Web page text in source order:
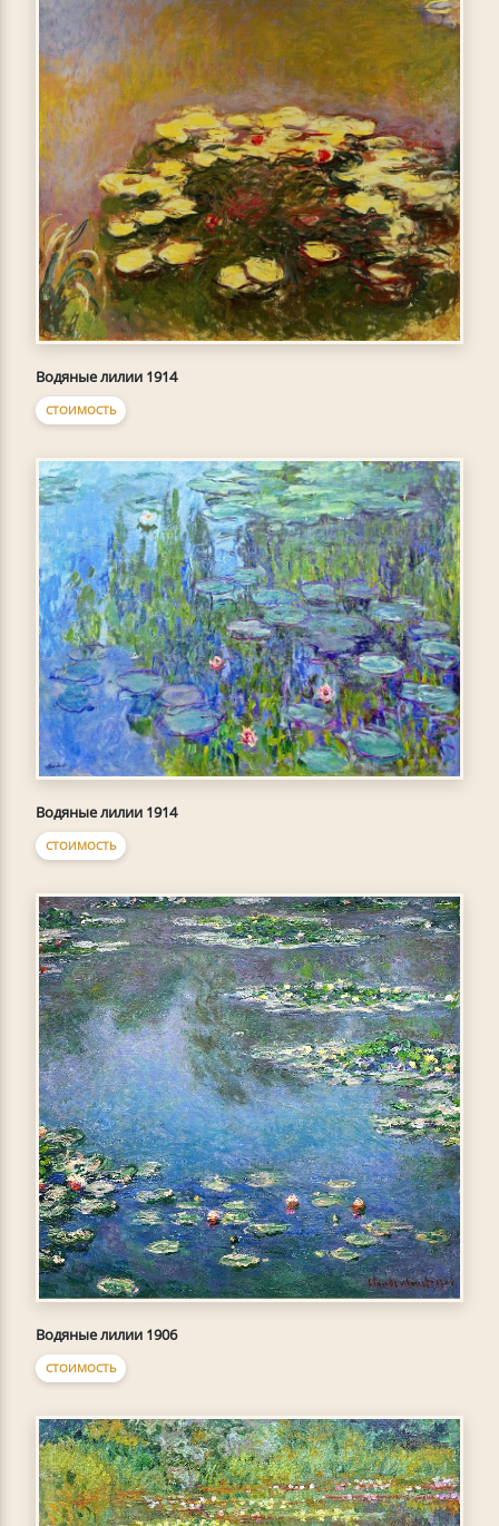
Водяные лилии 1914
СТОИМОСТЬ
Водяные лилии 1914
СТОИМОСТЬ
Водяные лилии 1906
СТОИМОСТЬ